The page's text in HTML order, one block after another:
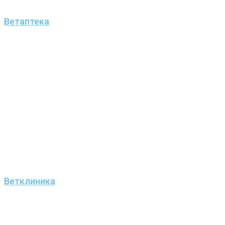
Ветаптека
Ветклиника